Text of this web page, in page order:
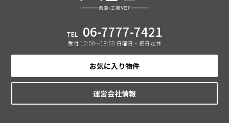
TEL 06-7777-7421
受付 10:00〜18:00 日曜日・祝日定休
お気に入り物件
運営会社情報